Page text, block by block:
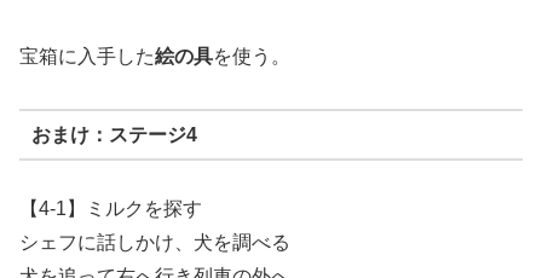
宝箱に入手した絵の具を使う。
おまけ：ステージ4
【4-1】ミルクを探す
シェフに話しかけ、犬を調べる